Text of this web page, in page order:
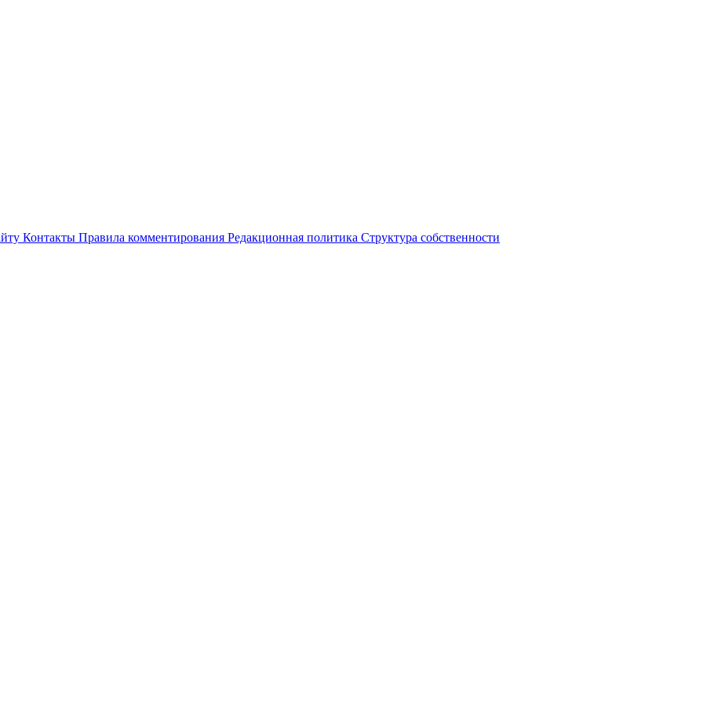
Контакты Правила комментирования Редакционная политика Структура собственности